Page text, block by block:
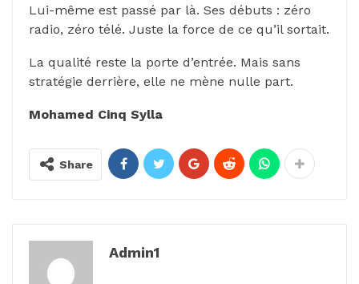
Lui-même est passé par là. Ses débuts : zéro
radio, zéro télé. Juste la force de ce qu’il sortait.
La qualité reste la porte d’entrée. Mais sans
stratégie derrière, elle ne mène nulle part.
Mohamed Cinq Sylla
Share
Admin1